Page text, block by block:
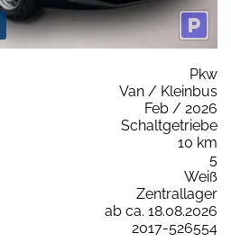
Pkw
Van / Kleinbus
Feb / 2026
Schaltgetriebe
10 km
5
Weiß
Zentrallager
ab ca. 18.08.2026
2017-526554